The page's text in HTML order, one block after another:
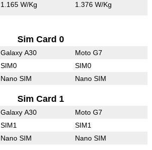
1.165 W/Kg 1.376 W/Kg
Sim Card 0
Galaxy A30 Moto G7
SIM0 SIM0
Nano SIM Nano SIM
Sim Card 1
Galaxy A30 Moto G7
SIM1 SIM1
Nano SIM Nano SIM